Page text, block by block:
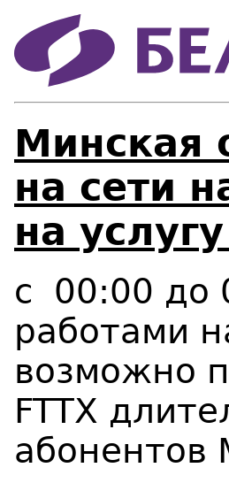
Минская
на сети
на
с
00:00 до
работами
возможно
FTTX
абонентов